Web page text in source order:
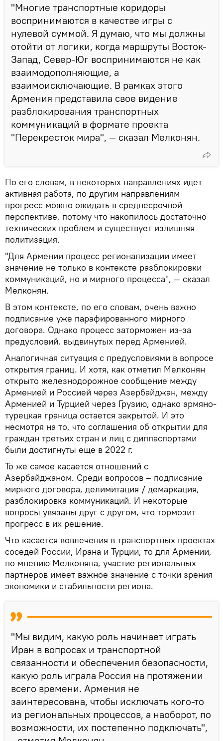
"Многие транспортные коридоры
воспринимаются в качестве игры с
нулевой суммой. Я думаю, что мы должны
отойти от логики, когда маршруты Восток-
Запад, Север-Юг воспринимаются не как
взаимодополняющие, а
взаимоисключающие. В рамках этого
Армения представила свое видение
разблокирования транспортных
коммуникаций в формате проекта
"Перекресток мира", — сказал Мелконян.
По его словам, в некоторых направлениях идет
активная работа, по другим направлениям
прогресс можно ожидать в среднесрочной
перспективе, потому что накопилось достаточно
технических проблем и существует излишняя
политизация.
"Для Армении процесс регионализации имеет
значение не только в контексте разблокировки
коммуникаций, но и мирного процесса", — сказал
Мелконян.
В этом контексте, по его словам, очень важно
подписание уже парафированного мирного
договора. Однако процесс заторможен из-за
предусловий, выдвинутых перед Арменией.
Аналогичная ситуация с предусловиями в вопросе
открытия границ. И хотя, как отметил Мелконян
открыто железнодорожное сообщение между
Арменией и Россией через Азербайджан, между
Арменией и Турцией через Грузию, однако армяно-
турецкая граница остается закрытой. И это
несмотря на то, что соглашения об открытии для
граждан третьих стран и лиц с диппаспортами
были достигнуты еще в 2022 г.
То же самое касается отношений с
Азербайджаном. Среди вопросов – подписание
мирного договора, делимитация / демаркация,
разблокировка коммуникаций. И некоторые
вопросы увязаны друг с другом, что тормозит
прогресс в их решение.
Что касается вовлечения в транспортных проектах
соседей России, Ирана и Турции, то для Армении,
по мнению Мелконяна, участие региональных
партнеров имеет важное значение с точки зрения
экономики и стабильности региона.
"Мы видим, какую роль начинает играть
Иран в вопросах и транспортной
связанности и обеспечения безопасности,
какую роль играла Россия на протяжении
всего времени. Армения не
заинтересована, чтобы исключать кого-то
из региональных процессов, а наоборот, по
возможности, их постепенно подключать",